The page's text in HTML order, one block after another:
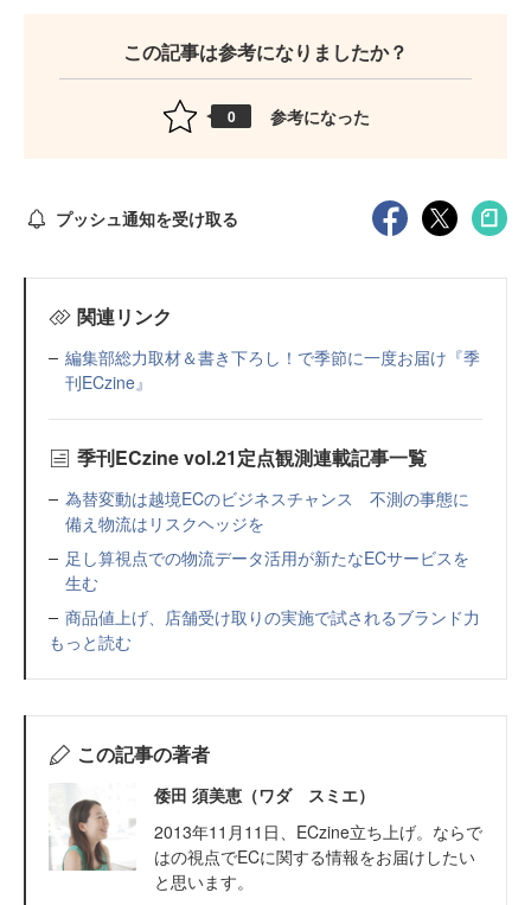
この記事は参考になりましたか？
0 参考になった
プッシュ通知を受け取る
関連リンク
編集部総力取材＆書き下ろし！で季節に一度お届け『季
刊ECzine』
季刊ECzine vol.21定点観測連載記事一覧
為替変動は越境ECのビジネスチャンス 不測の事態に
備え物流はリスクヘッジを
足し算視点での物流データ活用が新たなECサービスを
生む
商品値上げ、店舗受け取りの実施で試されるブランド力
もっと読む
この記事の著者
倭田 須美恵（ワダ スミエ）
2013年11月11日、ECzine立ち上げ。ならで
はの視点でECに関する情報をお届けしたい
と思います。